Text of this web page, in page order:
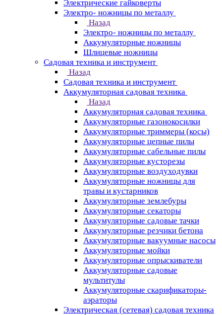
Электрические гайковерты
Электро- ножницы по металлу
Назад
Электро- ножницы по металлу
Аккумуляторные ножницы
Шлицевые ножницы
Cадовая техника и инструмент
Назад
Cадовая техника и инструмент
Аккумуляторная садовая техника
Назад
Аккумуляторная садовая техника
Аккумуляторные газонокосилки
Аккумуляторные триммеры (косы)
Аккумуляторные цепные пилы
Аккумуляторные сабельные пилы
Аккумуляторные кусторезы
Аккумуляторные воздуходувки
Аккумуляторные ножницы для
травы и кустарников
Аккумуляторные землебуры
Аккумуляторные секаторы
Аккумуляторные садовые тачки
Аккумуляторные резчики бетона
Аккумуляторные вакуумные насосы
Аккумуляторные мойки
Аккумуляторные опрыскиватели
Аккумуляторные садовые
мультитулы
Аккумуляторные скарификаторы-
аэраторы
Электрическая (сетевая) садовая техника